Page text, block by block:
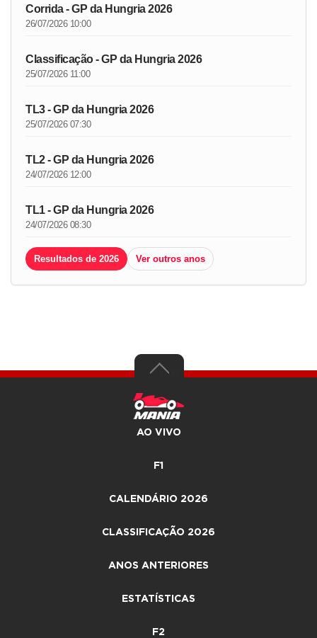
Corrida - GP da Hungria 2026
26/07/2026 10:00
Classificação - GP da Hungria 2026
25/07/2026 11:00
TL3 - GP da Hungria 2026
25/07/2026 07:30
TL2 - GP da Hungria 2026
24/07/2026 12:00
TL1 - GP da Hungria 2026
24/07/2026 08:30
Resultados de 2026 Ver outros anos
AO VIVO
F1
CALENDÁRIO 2026
CLASSIFICAÇÃO 2026
ANOS ANTERIORES
ESTATÍSTICAS
F2